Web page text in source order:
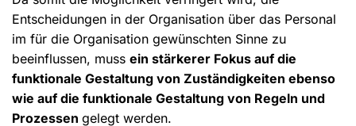
Entscheidungen in der Organisation über das Personal
im für die Organisation gewünschten Sinne zu
beeinflussen, muss ein stärkerer Fokus auf die
funktionale Gestaltung von Zuständigkeiten ebenso
wie auf die funktionale Gestaltung von Regeln und
Prozessen gelegt werden.